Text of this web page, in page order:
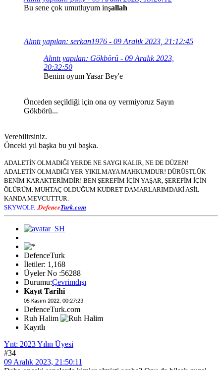
Bu sene çok umutluyum inşallah
Alıntı yapılan: serkan1976 - 09 Aralık 2023, 21:12:45
Alıntı yapılan: Gökbörü - 09 Aralık 2023,
20:32:50
Benim oyum Yasar Bey'e
Önceden seçildiği için ona oy vermiyoruz Sayın
Gökbörü...
Verebilirsiniz.
Önceki yıl başka bu yıl başka.
ADALETİN OLMADIĞI YERDE NE SAYGI KALIR, NE DE DÜZEN!
ADALETİN OLMADIĞI YER YIKILMAYA MAHKUMDUR! DÜRÜSTLÜK
BENİM KARAKTERİMDİR! BEN ŞEREFİM İÇİN YAŞAR, ŞEREFİM İÇİN
ÖLÜRÜM. MUHTAÇ OLDUĞUM KUDRET DAMARLARIMDAKİ ASİL
KANDA MEVCUTTUR.
SKYWOLF... DefenceTurk.com
DefenceTurk
İletiler: 1,168
Üyeler No :56288
Durumu:Çevrimdışı
Kayıt Tarihi
05 Kasım 2022, 00:27:23
DefenceTurk.com
Ruh Halim
Kayıtlı
Ynt: 2023 Yılın Üyesi
#34
09 Aralık 2023, 21:50:11